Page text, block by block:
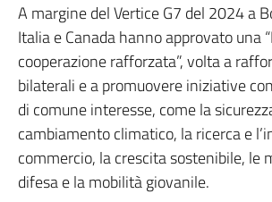
A margine del Vertice G7 del 2024 a
Italia e Canada hanno approvato una
cooperazione rafforzata”, volta a
bilaterali e a promuovere iniziative
di comune interesse, come la
cambiamento climatico, la ricerca e
commercio, la crescita sostenibile, le
difesa e la mobilità giovanile.